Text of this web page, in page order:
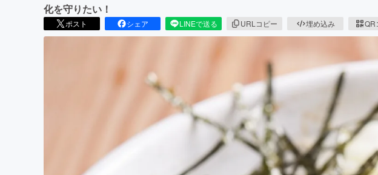
化を守りたい！
ポスト シェア LINEで送る URLコピー 埋め込み QR